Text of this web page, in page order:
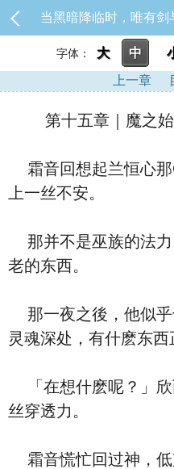
字体： 大 中
上一章
第十五章｜魔之始
霜音回想起兰恒心那
上一丝不安。
那并不是巫族的法力
老的东西。
那一夜之後，他似
灵魂深处，有什麽东西
「在想什麽呢？」欣
丝穿透力。
霜音慌忙回过神，低